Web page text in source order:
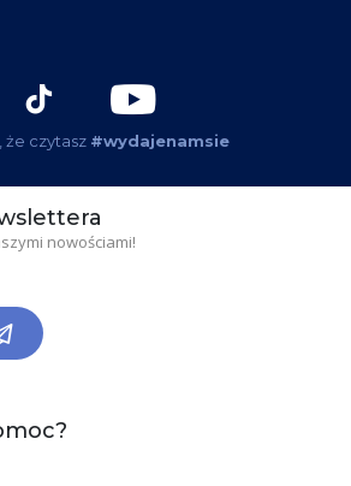
że czytasz #wydajenamsie
nowościami!